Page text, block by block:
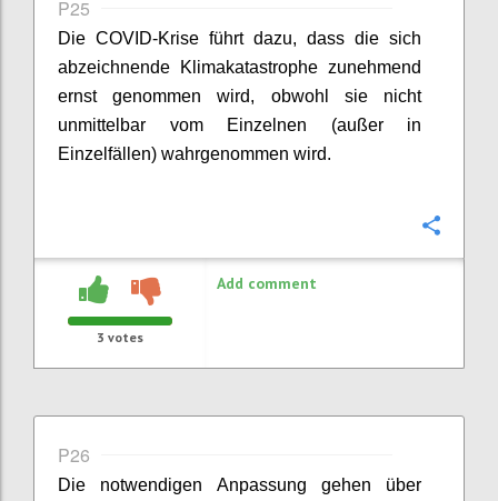
P25
Die COVID-Krise führt dazu, dass die sich
abzeichnende Klimakatastrophe zunehmend
ernst genommen wird, obwohl sie nicht
unmittelbar vom Einzelnen (außer in
Einzelfällen) wahrgenommen wird.
3 votes
Add comment
P26
Die notwendigen Anpassung gehen über